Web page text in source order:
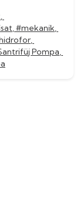
,
,#mekanik,
,
Pompa,